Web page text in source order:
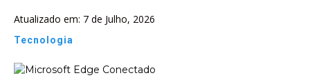
Atualizado em: 7 de Julho, 2026
Tecnologia